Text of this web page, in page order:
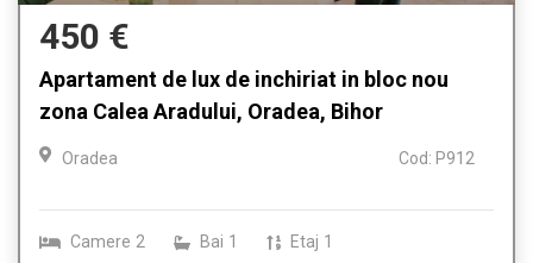
450 €
Apartament de lux de inchiriat in bloc nou
zona Calea Aradului, Oradea, Bihor
Oradea Cod: P912
Camere 2 Bai 1 Etaj 1